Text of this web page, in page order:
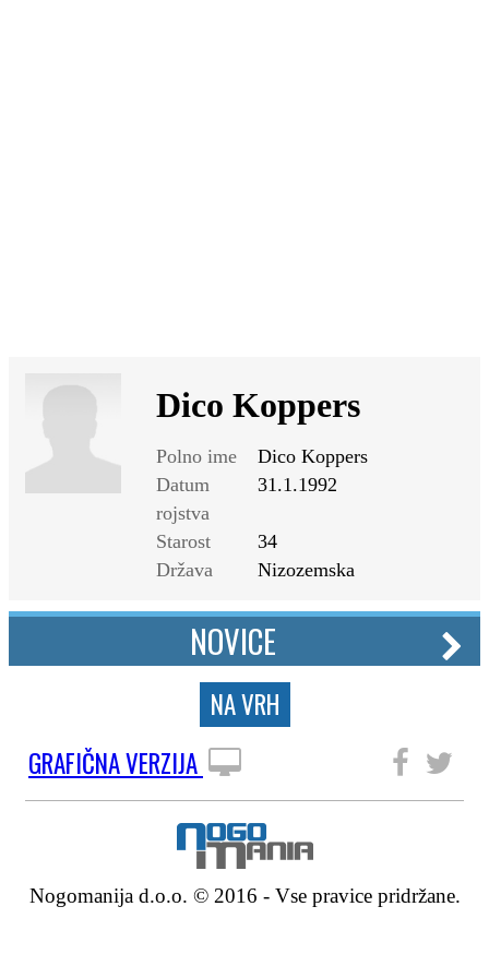
Dico Koppers
Polno ime
Dico Koppers
Datum
rojstva
31.1.1992
Starost
34
Država
Nizozemska
NOVICE
NA VRH
GRAFIČNA VERZIJA
Nogomanija d.o.o. © 2016 - Vse pravice pridržane.